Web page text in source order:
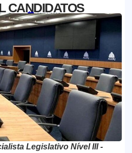
CANDIDATOS
Semente 15/01/2026
Legislativo Nível III -